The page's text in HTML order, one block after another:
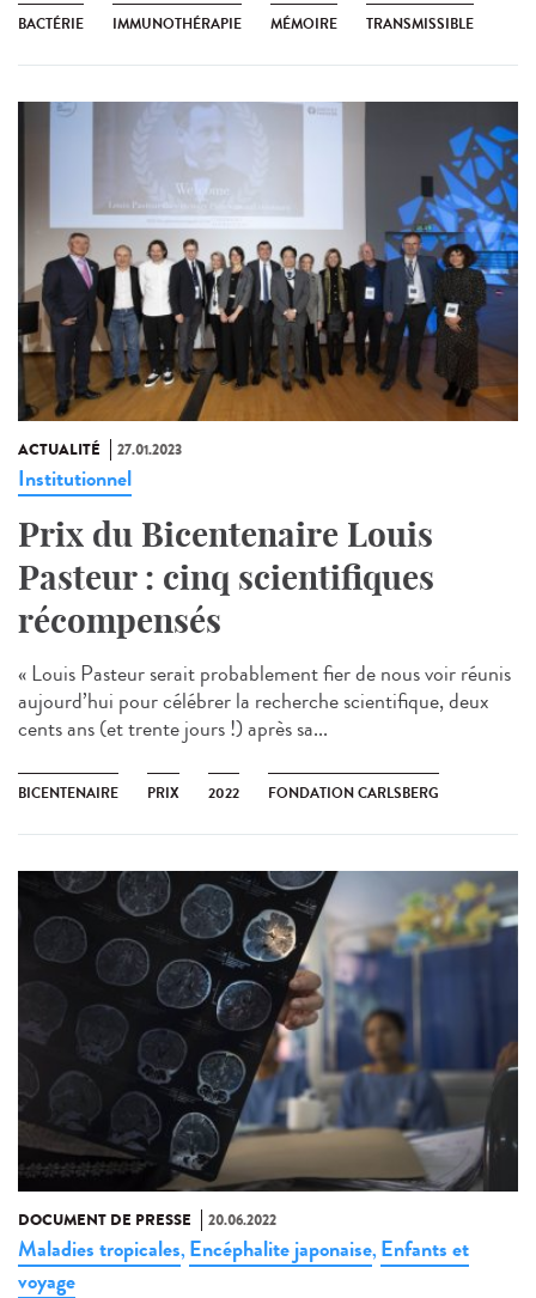
BACTÉRIE IMMUNOTHÉRAPIE MÉMOIRE TRANSMISSIBLE
ACTUALITÉ 27.01.2023
Institutionnel
Prix du Bicentenaire Louis
Pasteur : cinq scientifiques
récompensés
« Louis Pasteur serait probablement fier de nous voir réunis
aujourd’hui pour célébrer la recherche scientifique, deux
cents ans (et trente jours !) après sa...
BICENTENAIRE PRIX 2022 FONDATION CARLSBERG
DOCUMENT DE PRESSE 20.06.2022
Maladies tropicales, Encéphalite japonaise, Enfants et
voyage